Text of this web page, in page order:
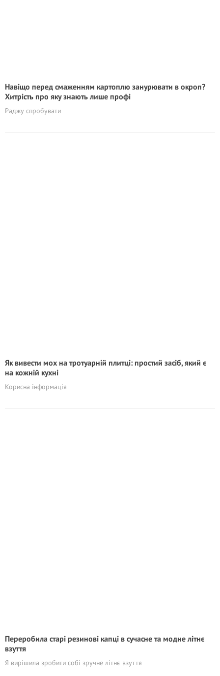
Навіщо перед смаженням картоплю занурювати в окроп?
Хитрість про яку знають лише профі
Раджу спробувати
Як вивести мох на тротуарній плитці: простий засіб, який є
на кожній кухні
Корисна інформація
Переробила старі резинові капці в сучасне та модне літнє
взуття
Я вирішила зробити собі зручне літнє взуття